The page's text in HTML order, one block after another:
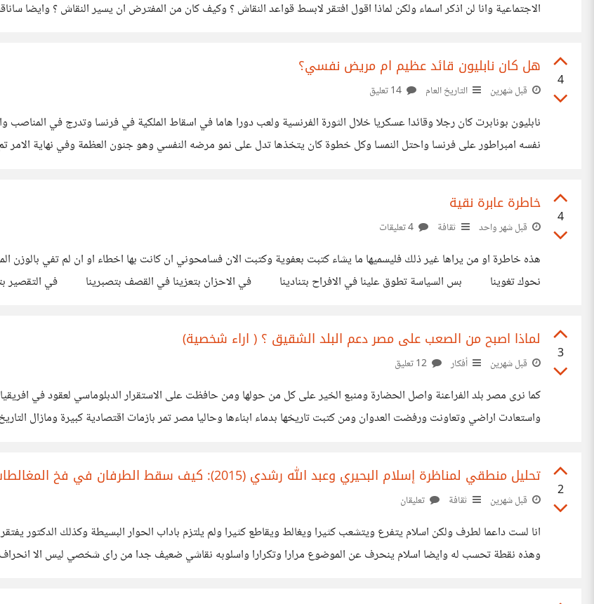
الاجتماعية وانا لن اذكر اسماء ولكن لماذا اقول افتقر لابسط قواعد النقاش ؟ وكيف كان من المفترض ان يسير النقاش ؟ وايضا
4
هل كان نابليون قائد عظيم ام مريض نفسي؟
قبل شهرين التاريخ العام
نابليون بونابرت كان رجلا وقائدا عسكريا خلال الثورة الفرنسية ولعب دورا هاما في اسقاط الملكية في فرنسا وتدرج في
نفسه امبراطور على فرنسا واحتل النمسا وكل خطوة كان يتخذها تدل على نمو مرضه النفسي وهو جنون العظمة وفي نهاية الامر
4
خاطرة عابرة نقية
قبل شهر واحد ثقافة
3
لماذا اصبح من الصعب على مصر دعم البلد الشقيق ؟ ( اراء شخصية)
قبل شهرين أفكار
كما نرى مصر بلد الفراعنة واصل الحضارة ومنبع الخير على كل من حولها ومن حافظت على الاستقرار الدبلوماسي لعقود في
واستعادت اراضي وتعاونت ورفضت العدوان ومن كتبت تاريخها بدماء ابناءها وحاليا مصر تمر بازمات اقتصادية كبيرة ومازال
2
تحليل منطقي لمناظرة إسلام البحيري وعبد الله رشدي (2015): كيف سقط الطرفان في فخ المغالطات؟
قبل شهرين ثقافة تعليقان
انا لست داعما لطرف ولكن اسلام يتفرع ويتشعب كثيرا ويغالط ويقاطع كثيرا ولم يلتزم باداب الحوار البسيطة وكذلك الدكتور
وهذه نقطة تحسب له وايضا اسلام ينحرف عن الموضوع مرارا وتكرارا واسلوبه نقاشي ضعيف جدا من راى شخصي ليس الا انحراف